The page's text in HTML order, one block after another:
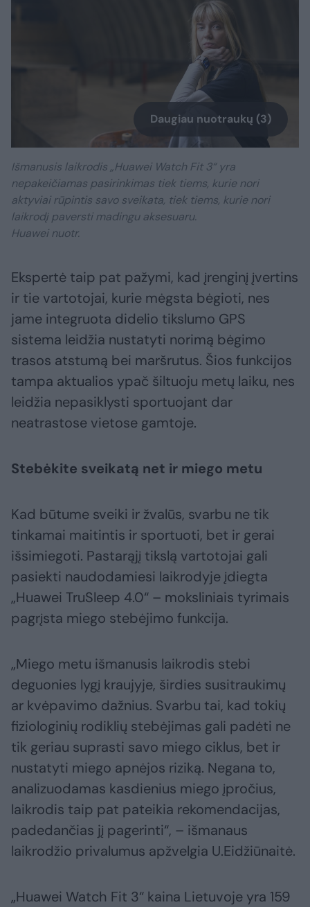
Daugiau nuotraukų (3)
Išmanusis laikrodis „Huawei Watch Fit 3“ yra
nepakeičiamas pasirinkimas tiek tiems, kurie nori
aktyviai rūpintis savo sveikata, tiek tiems, kurie nori
laikrodį paversti madingu aksesuaru.
Huawei nuotr.
Ekspertė taip pat pažymi, kad įrenginį įvertins
ir tie vartotojai, kurie mėgsta bėgioti, nes
jame integruota didelio tikslumo GPS
sistema leidžia nustatyti norimą bėgimo
trasos atstumą bei maršrutus. Šios funkcijos
tampa aktualios ypač šiltuoju metų laiku, nes
leidžia nepasiklysti sportuojant dar
neatrastose vietose gamtoje.
Stebėkite sveikatą net ir miego metu
Kad būtume sveiki ir žvalūs, svarbu ne tik
tinkamai maitintis ir sportuoti, bet ir gerai
išsimiegoti. Pastarąjį tikslą vartotojai gali
pasiekti naudodamiesi laikrodyje įdiegta
„Huawei TruSleep 4.0“ – moksliniais tyrimais
pagrįsta miego stebėjimo funkcija.
„Miego metu išmanusis laikrodis stebi
deguonies lygį kraujyje, širdies susitraukimų
ar kvėpavimo dažnius. Svarbu tai, kad tokių
fiziologinių rodiklių stebėjimas gali padėti ne
tik geriau suprasti savo miego ciklus, bet ir
nustatyti miego apnėjos riziką. Negana to,
analizuodamas kasdienius miego įpročius,
laikrodis taip pat pateikia rekomendacijas,
padedančias jį pagerinti“, – išmanaus
laikrodžio privalumus apžvelgia U.Eidžiūnaitė.
„Huawei Watch Fit 3“ kaina Lietuvoje yra 159